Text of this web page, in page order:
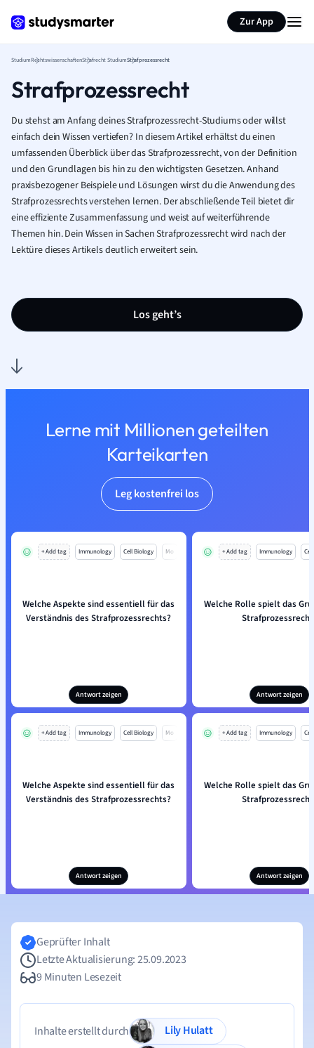
Zur App
StudiumRechtswissenschaftenStrafrecht StudiumStrafprozessrecht
Strafprozessrecht
Du stehst am Anfang deines Strafprozessrecht-Studiums oder willst
einfach dein Wissen vertiefen? In diesem Artikel erhältst du einen
umfassenden Überblick über das Strafprozessrecht, von der Definition
und den Grundlagen bis hin zu den wichtigsten Gesetzen. Anhand
praxisbezogener Beispiele und Lösungen wirst du die Anwendung des
Strafprozessrechts verstehen lernen. Der abschließende Teil bietet dir
eine effiziente Zusammenfassung und weist auf weiterführende
Themen hin. Dein Wissen in Sachen Strafprozessrecht wird nach der
Lektüre dieses Artikels deutlich erweitert sein.
Los geht’s
Lerne mit Millionen geteilten
Karteikarten
Leg kostenfrei los
+ Add tag Immunology Cell Biology Mo
Welche Aspekte sind essentiell für das
Verständnis des Strafprozessrechts?
Antwort zeigen
+ Add tag Immunology
Welche Rolle spielt das
Antwort zeigen
+ Add tag Immunology Cell Biology Mo
Welche Aspekte sind essentiell für das
Verständnis des Strafprozessrechts?
Antwort zeigen
+ Add tag Immunology
Welche Rolle spielt das
Antwort zeigen
Geprüfter Inhalt
Letzte Aktualisierung: 25.09.2023
9 Minuten Lesezeit
Inhalte erstellt durch
Lily Hulatt